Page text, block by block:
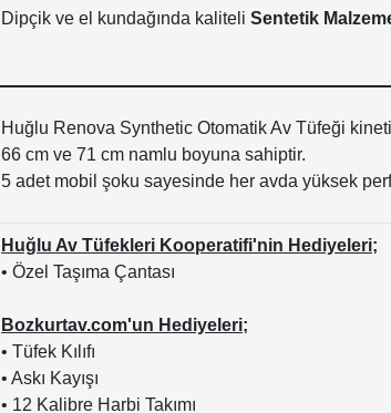
Dipçik ve el kundağında kaliteli Sentetik
Huğlu Renova Synthetic Otomatik Av Tüfeği
66 cm ve 71 cm namlu boyuna sahiptir.
5 adet mobil şoku sayesinde her avda yüksek
Huğlu Av Tüfekleri Kooperatifi'nin Hediyeleri;
• Özel Taşıma Çantası
Bozkurtav.com'un Hediyeleri;
• Tüfek Kılıfı
• Askı Kayışı
• 12 Kalibre Harbi Takımı